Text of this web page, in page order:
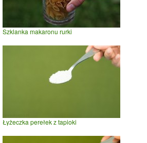
Szklanka makaronu rurki
Łyżeczka perełek z tapioki